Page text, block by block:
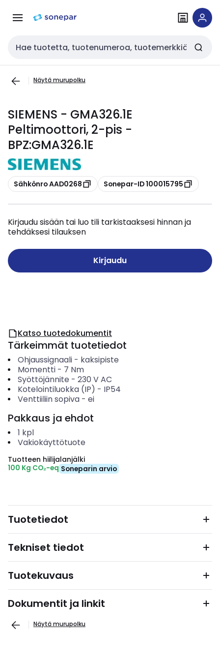
navigointiinsisältöön
Haku
Näytä murupolku
SIEMENS - GMA326.1E
Peltimoottori, 2-pis -
BPZ:GMA326.1E
Kopioi
Sähkönro AAD0268 Kopioi
Sonepar-ID 100015795
Kirjaudu sisään tai luo tili tarkistaaksesi hinnan ja
tehdäksesi tilauksen
Kirjaudu
Katso tuotedokumentit
Tärkeimmät tuotetiedot
Ohjaussignaali- kaksipiste
Momentti- 7 Nm
Syöttöjännite - 230 V AC
Kotelointiluokka (IP) - IP54
Venttiiliin sopiva- ei
Pakkaus ja ehdot
1 kpl
Vakiokäyttötuote
Tuotteen hiilijalanjälki
100 Kg CO₂-eq Soneparin arvio
Tuotetiedot
Tekniset tiedot
Tuotekuvaus
Dokumentit ja linkit
Näytä murupolku